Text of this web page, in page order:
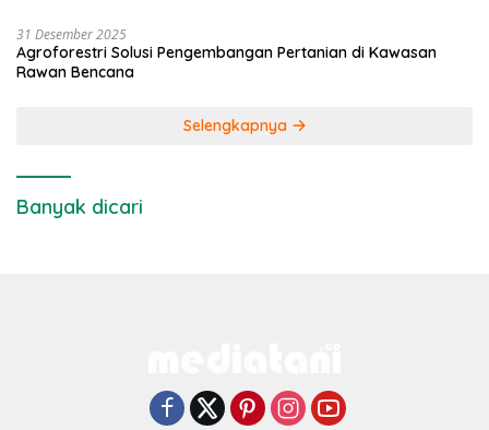
31 Desember 2025
Agroforestri Solusi Pengembangan Pertanian di Kawasan
Rawan Bencana
Selengkapnya
Banyak dicari